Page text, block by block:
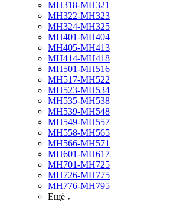
МН318-МН321
МН322-МН323
МН324-МН325
МН401-МН404
МН405-МН413
МН414-МН418
МН501-МН516
МН517-МН522
МН523-МН534
МН535-МН538
МН539-МН548
МН549-МН557
МН558-МН565
МН566-МН571
МН601-МН617
МН701-МН725
МН726-МН775
МН776-МН795
Ещё